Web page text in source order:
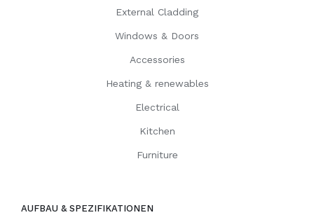
External Cladding
Windows & Doors
Accessories
Heating & renewables
Electrical
Kitchen
Furniture
AUFBAU & SPEZIFIKATIONEN